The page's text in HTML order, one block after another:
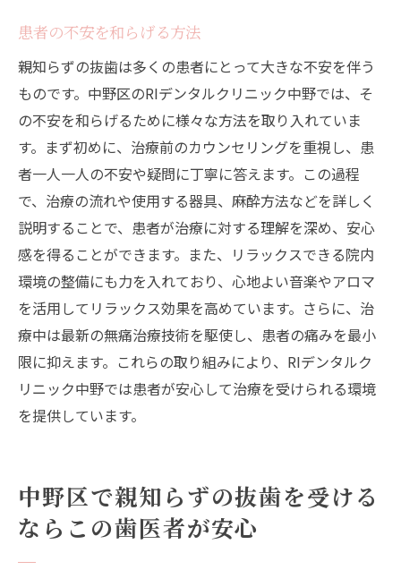
患者の不安を和らげる方法
親知らずの抜歯は多くの患者にとって大きな不安を伴う
ものです。中野区のRIデンタルクリニック中野では、そ
の不安を和らげるために様々な方法を取り入れていま
す。まず初めに、治療前のカウンセリングを重視し、患
者一人一人の不安や疑問に丁寧に答えます。この過程
で、治療の流れや使用する器具、麻酔方法などを詳しく
説明することで、患者が治療に対する理解を深め、安心
感を得ることができます。また、リラックスできる院内
環境の整備にも力を入れており、心地よい音楽やアロマ
を活用してリラックス効果を高めています。さらに、治
療中は最新の無痛治療技術を駆使し、患者の痛みを最小
限に抑えます。これらの取り組みにより、RIデンタルク
リニック中野では患者が安心して治療を受けられる環境
を提供しています。
中野区で親知らずの抜歯を受ける
ならこの歯医者が安心